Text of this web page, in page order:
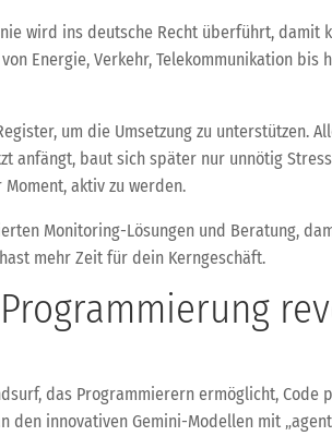
wird ins deutsche Recht überführt,
Energie, Verkehr, Telekommunikation
um die Umsetzung zu unterstützen.
anfängt, baut sich später nur unnötig
aktiv zu werden.
Monitoring-Lösungen und Beratung,
mehr Zeit für dein Kerngeschäft.
das Programmierern ermöglicht,
den innovativen Gemini-Modellen mit